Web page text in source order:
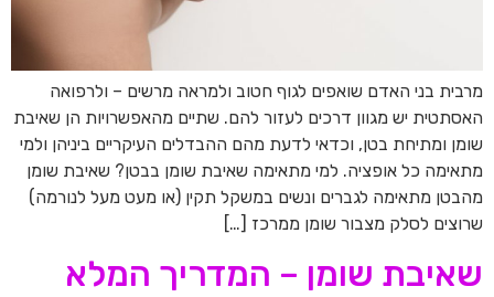
מרבית בני האדם שואפים לגוף חטוב ולמראה מרשים – ולרפואה
האסתטית יש מגוון דרכים לעזור להם. שתיים מהאפשרויות הן שאיבת
שומן ומתיחת בטן, וכדאי לדעת מהם ההבדלים העיקריים ביניהן ולמי
מתאימה כל אופציה. למי מתאימה שאיבת שומן בבטן? שאיבת שומן
מהבטן מתאימה לגברים ונשים במשקל תקין (או מעט מעל לנורמה)
שרוצים לסלק מצבור שומן ממרכז […]
שאיבת שומן – המדריך המלא